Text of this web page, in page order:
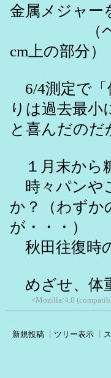
金属メジャー
（ヘソの
cm上の部分）
6/4測定で「
りは過去最小
と喜んだのだ
１月末から
時々パンや
か？（わずか
が・・・）
秋田往復時
めざせ、体
<Mozilla/4.0
新規投稿
ツリー表示